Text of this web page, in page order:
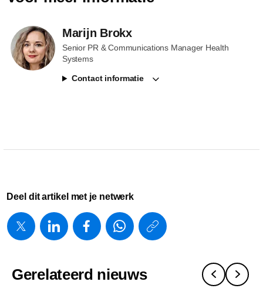
Marijn Brokx
Senior PR & Communications Manager Health
Systems
Contact informatie
Deel dit artikel met je netwerk
https://
Gerelateerd nieuws